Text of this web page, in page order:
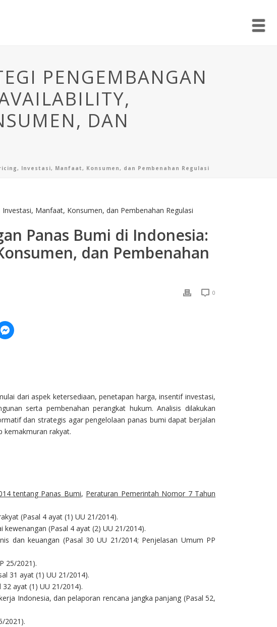
PENGEMBANGAN
DAN
Investasi, Manfaat, Konsumen, dan Pembenahan Regulasi
Panas Bumi di Indonesia:
dan Pembenahan
0
dari aspek ketersediaan, penetapan harga, insentif investasi,
serta pembenahan perangkat hukum. Analisis dilakukan
dan strategis agar pengelolaan panas bumi dapat berjalan
kemakmuran rakyat.
tentang Panas Bumi, Peraturan Pemerintah Nomor 7 Tahun
(Pasal 4 ayat (1) UU 21/2014).
(Pasal 4 ayat (2) UU 21/2014).
dan keuangan (Pasal 30 UU 21/2014; Penjelasan Umum PP
25/2021).
31 ayat (1) UU 21/2014).
ayat (1) UU 21/2014).
Indonesia, dan pelaporan rencana jangka panjang (Pasal 52,
2021).